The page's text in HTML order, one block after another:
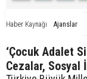
Haber Kaynağı Ajanslar
‘Çocuk Adalet
Cezalar, Sosyal